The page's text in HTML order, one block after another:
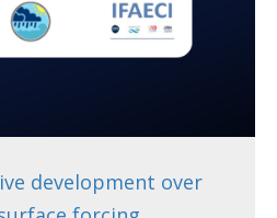
development over